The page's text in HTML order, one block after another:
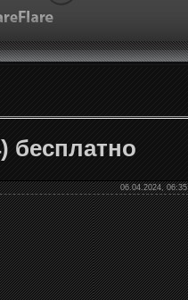
бесплатно
06.04.2024, 06:35